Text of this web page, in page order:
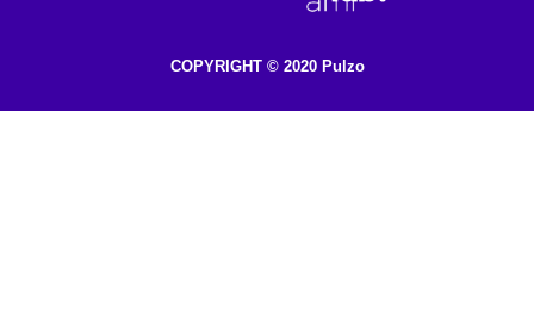
COPYRIGHT © 2020 Pulzo